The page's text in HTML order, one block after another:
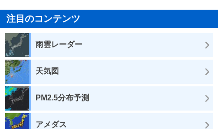
注目のコンテンツ
雨雲レーダー
天気図
PM2.5分布予測
アメダス